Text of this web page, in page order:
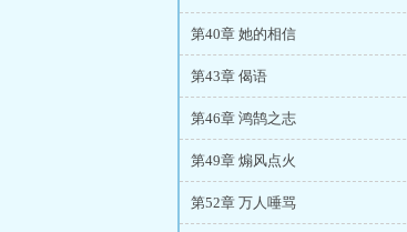
第40章 她的相信
第43章 偈语
第46章 鸿鹄之志
第49章 煽风点火
第52章 万人唾骂